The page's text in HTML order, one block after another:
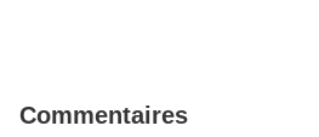
Commentaires